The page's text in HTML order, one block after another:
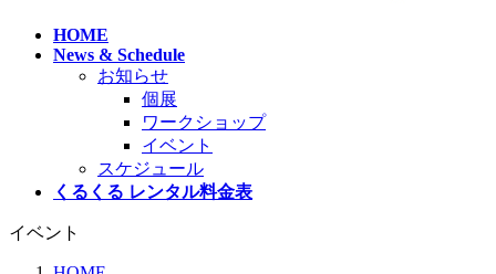
HOME
News & Schedule
お知らせ
個展
ワークショップ
イベント
スケジュール
くるくる レンタル料金表
イベント